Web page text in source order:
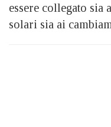
essere collegato sia
solari sia ai